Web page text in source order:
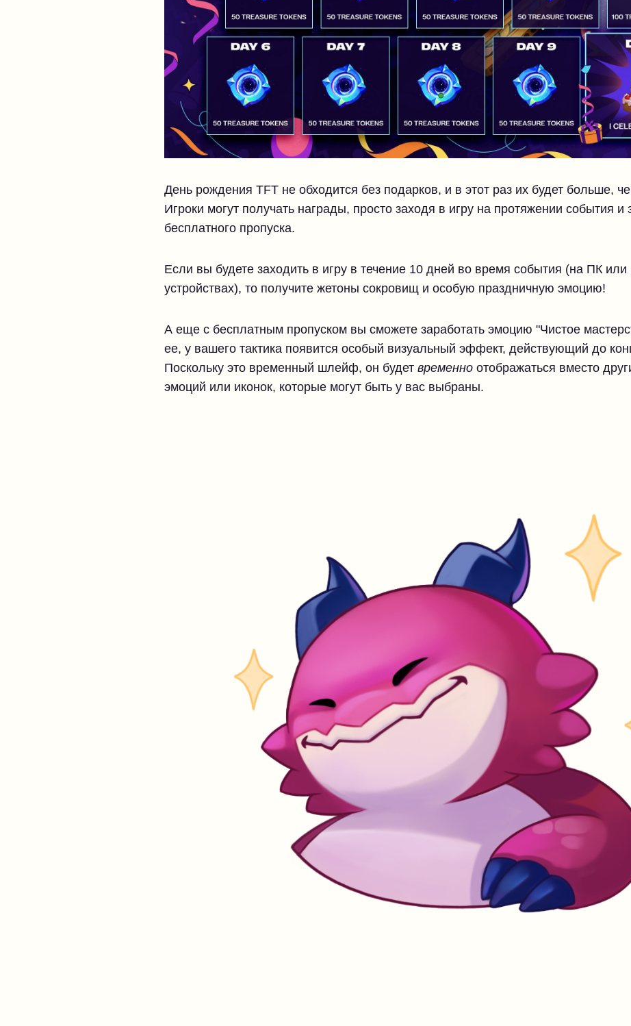
День рождения TFT не обходится без подарков, и в этот раз их будет больше,
Игроки могут получать награды, просто заходя в игру на протяжении события
бесплатного пропуска.
Если вы будете заходить в игру в течение 10 дней во время события (на ПК
устройствах), то получите жетоны сокровищ и особую праздничную эмоцию!
А еще с бесплатным пропуском вы сможете заработать эмоцию "Чистое
ее, у вашего тактика появится особый визуальный эффект, действующий до
Поскольку это временный шлейф, он будет временно отображаться вместо
эмоций или иконок, которые могут быть у вас выбраны.